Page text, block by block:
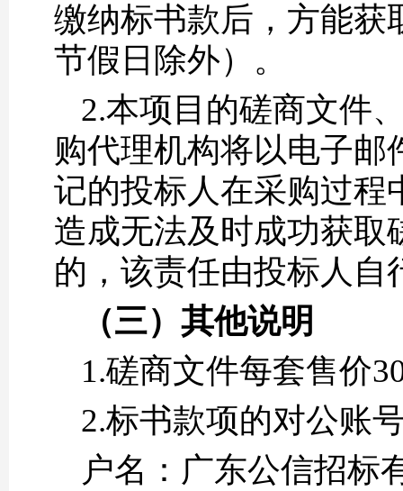
缴纳标书款后，方能获
节假日除外）。
2.本项目的磋商文件
购代理机构将以电子
记的投标人在采购过程
造成无法及时成功获取
的，该责任由投标人自
（三） 其他说明
1.磋商文件每套售价
2.标书款项的对公账
户名：广东公信招标